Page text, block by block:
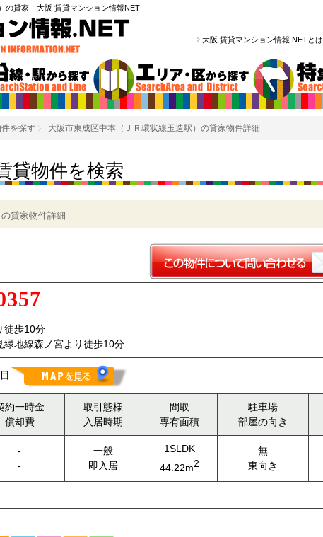
の貸家｜大阪 賃貸マンション情報NET
大阪 賃貸マンション情報.NETとは
を探す 大阪市東成区中本（ＪＲ環状線玉造駅）の貸家物件詳細
貸物件を検索
貸家物件詳細
徒歩10分
緑地線森ノ宮より徒歩10分
約一時金
償却費
取引態様
入居時期
間取
専有面積
駐車場
部屋の向き
-
-
一般
即入居
1SLDK
44.22m2
無
東向き